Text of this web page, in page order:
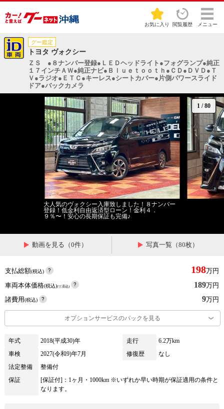
お気に入り 閲覧履歴 メニュー
グー鑑定
トヨタ ヴォクシー
ＺＳ ●８ナンバー登録●ＬＥＤヘッドライト●フォグランプ●純正
１７インチＡＷ●純正ナビ●Ｂｌｕｅｔｏｏｔｈ●ＣＤ●ＤＶＤ●Ｔ
Ｖ●ラジオ●ＥＴＣ●キーレス●シートカバー●片側パワースライド
ドア●バックカメラ
1 /80
大人気のヴォクシー入庫致しました！８ナンバー
登録！低金利自由返済型ローン！金利４．
９％〜！安心の長期保証も完備♪
動画を見る（0件） 写真一覧（80枚）
支払総額(税込) 198万円
車両本体価格(税込)(リ済込) 189万円
諸費用(税込) 9万円
オプションサービスのパックを見る
年式 2018(平成30)年 走行
6.2万km
車検
2027(令和9)年7月 修復歴
なし
法定整備
整備付
保証
[保証付]：1ヶ月・1000km ※いずれか早い時期が保証適用の条件と
なります。